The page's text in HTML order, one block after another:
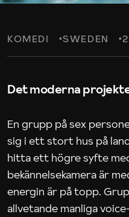
KOMEDI SWEDEN
Det moderna
En grupp på sex
sig i ett stort hus på
hitta ett högre syfte
bekännelsekamera är
energin är på topp.
allvetande manliga